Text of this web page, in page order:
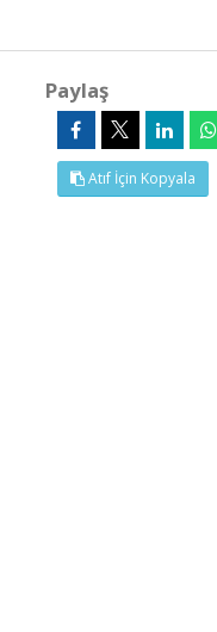
Paylaş
Atıf İçin Kopyala